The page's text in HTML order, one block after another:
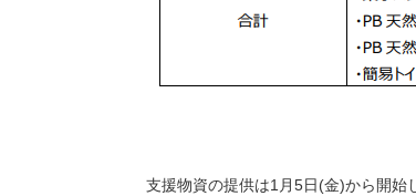
支援物資の提供は1月5日(金)から開始